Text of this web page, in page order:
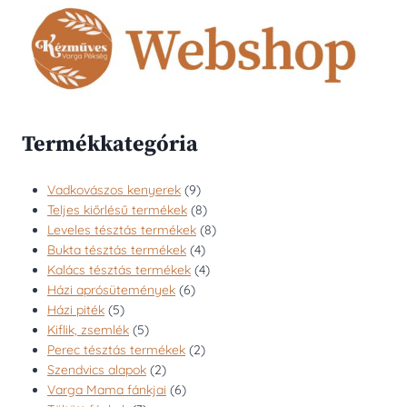
variációja
van.
termékoldalon
választhatók
Termékkategória
Vadkovászos kenyerek 99
termék
Teljes kiőrlésű termékek 88
termék
Leveles tésztás termékek 88
Bukta tésztás termékek 44
termék
Kalács tésztás termékek 44
Házi aprósütemények 66
Házi piték 55
termék
Kiflik, zsemlék 55
termék
Perec tésztás termékek 22
Szendvics alapok 22
termék
Varga Mama fánkjai 66